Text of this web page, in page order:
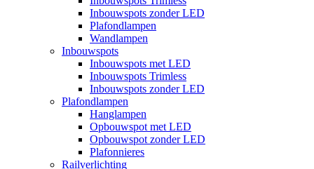
Inbouwspots zonder LED
Plafondlampen
Wandlampen
Inbouwspots
Inbouwspots met LED
Inbouwspots Trimless
Inbouwspots zonder LED
Plafondlampen
Hanglampen
Opbouwspot met LED
Opbouwspot zonder LED
Plafonnieres
Railverlichting